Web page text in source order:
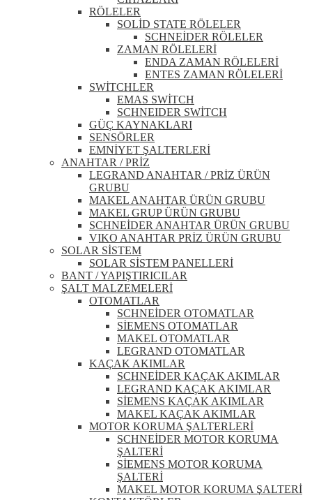
RÖLELER
SOLİD STATE RÖLELER
SCHNEİDER RÖLELER
ZAMAN RÖLELERİ
ENDA ZAMAN RÖLELERİ
ENTES ZAMAN RÖLELERİ
SWİTCHLER
EMAS SWİTCH
SCHNEIDER SWİTCH
GÜÇ KAYNAKLARI
SENSÖRLER
EMNİYET ŞALTERLERİ
ANAHTAR / PRİZ
LEGRAND ANAHTAR / PRİZ ÜRÜN
GRUBU
MAKEL ANAHTAR ÜRÜN GRUBU
MAKEL GRUP ÜRÜN GRUBU
SCHNEİDER ANAHTAR ÜRÜN GRUBU
VIKO ANAHTAR PRİZ ÜRÜN GRUBU
SOLAR SİSTEM
SOLAR SİSTEM PANELLERİ
BANT / YAPIŞTIRICILAR
ŞALT MALZEMELERİ
OTOMATLAR
SCHNEİDER OTOMATLAR
SİEMENS OTOMATLAR
MAKEL OTOMATLAR
LEGRAND OTOMATLAR
KAÇAK AKIMLAR
SCHNEİDER KAÇAK AKIMLAR
LEGRAND KAÇAK AKIMLAR
SİEMENS KAÇAK AKIMLAR
MAKEL KAÇAK AKIMLAR
MOTOR KORUMA ŞALTERLERİ
SCHNEİDER MOTOR KORUMA
ŞALTERİ
SİEMENS MOTOR KORUMA
ŞALTERİ
MAKEL MOTOR KORUMA ŞALTERİ